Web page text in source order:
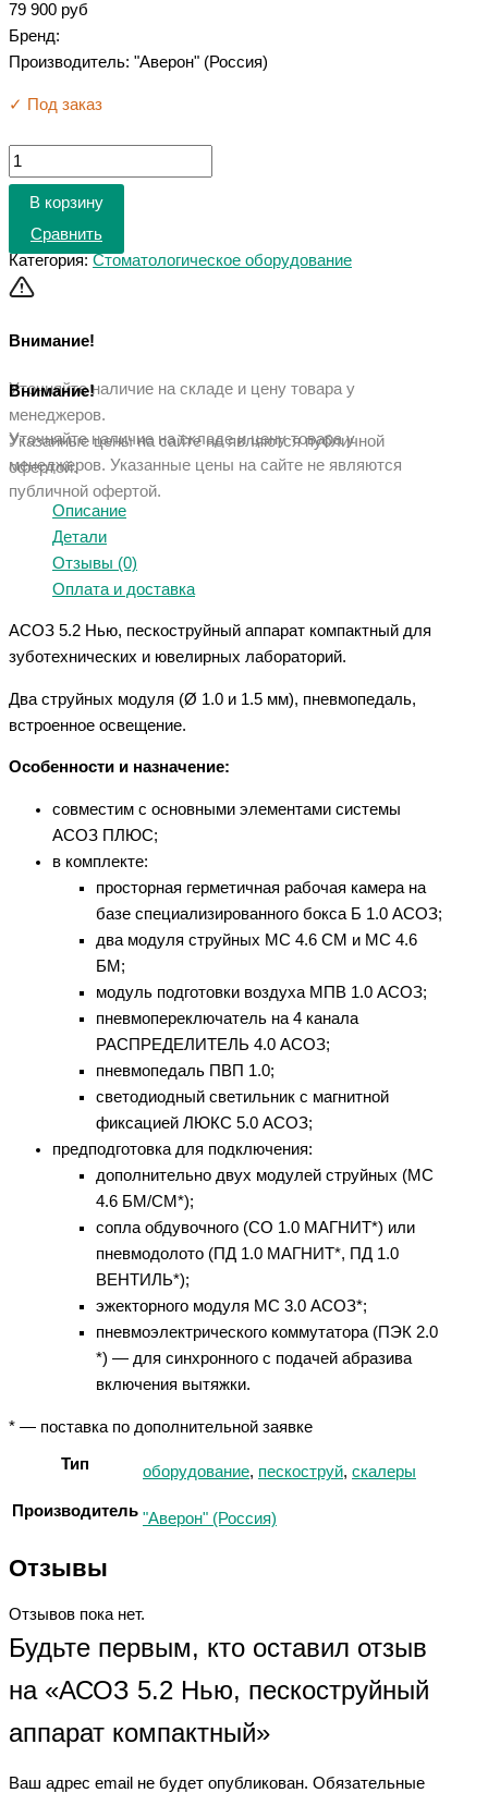
79 900 руб
Бренд:
Производитель: "Аверон" (Россия)
✓ Под заказ
В корзину
Сравнить
Категория: Стоматологическое оборудование
Внимание!
Уточняйте наличие на складе и цену товара у
менеджеров.
Указанные цены на сайте не являются публичной
офертой.
Внимание!
Уточняйте наличие на складе и цену товара у
менеджеров. Указанные цены на сайте не являются
публичной офертой.
Описание
Детали
Отзывы (0)
Оплата и доставка
АСОЗ 5.2 Нью, пескоструйный аппарат компактный для
зуботехнических и ювелирных лабораторий.
Два струйных модуля (Ø 1.0 и 1.5 мм), пневмопедаль,
встроенное освещение.
Особенности и назначение:
совместим с основными элементами системы
АСОЗ ПЛЮС;
в комплекте:
просторная герметичная рабочая камера на
базе специализированного бокса Б 1.0 АСОЗ;
два модуля струйных МС 4.6 СМ и МС 4.6
БМ;
модуль подготовки воздуха МПВ 1.0 АСОЗ;
пневмопереключатель на 4 канала
РАСПРЕДЕЛИТЕЛЬ 4.0 АСОЗ;
пневмопедаль ПВП 1.0;
светодиодный светильник с магнитной
фиксацией ЛЮКС 5.0 АСОЗ;
предподготовка для подключения:
дополнительно двух модулей струйных (МС
4.6 БМ/СМ*);
сопла обдувочного (СО 1.0 МАГНИТ*) или
пневмодолото (ПД 1.0 МАГНИТ*, ПД 1.0
ВЕНТИЛЬ*);
эжекторного модуля МС 3.0 АСОЗ*;
пневмоэлектрического коммутатора (ПЭК 2.0
*) — для синхронного с подачей абразива
включения вытяжки.
* — поставка по дополнительной заявке
Тип оборудование, пескоструй, скалеры
Производитель "Аверон" (Россия)
Отзывы
Отзывов пока нет.
Будьте первым, кто оставил отзыв
на «АСОЗ 5.2 Нью, пескоструйный
аппарат компактный»
Ваш адрес email не будет опубликован. Обязательные